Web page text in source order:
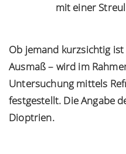
mit einer
Ob jemand kurzsichtig
Ausmaß – wird im
Untersuchung mittels
festgestellt. Die Angabe
Dioptrien.